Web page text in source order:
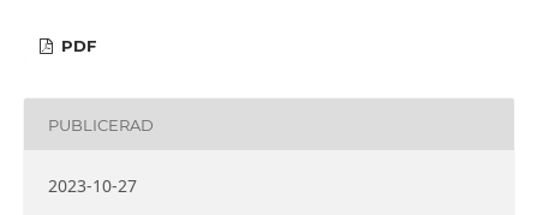
PDF
PUBLICERAD
2023-10-27